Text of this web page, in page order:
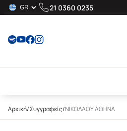
21 0360 0235
Αρχική/Συγγραφείς/ΝΙΚΟΛΑΟΥ ΑΘΗΝΑ